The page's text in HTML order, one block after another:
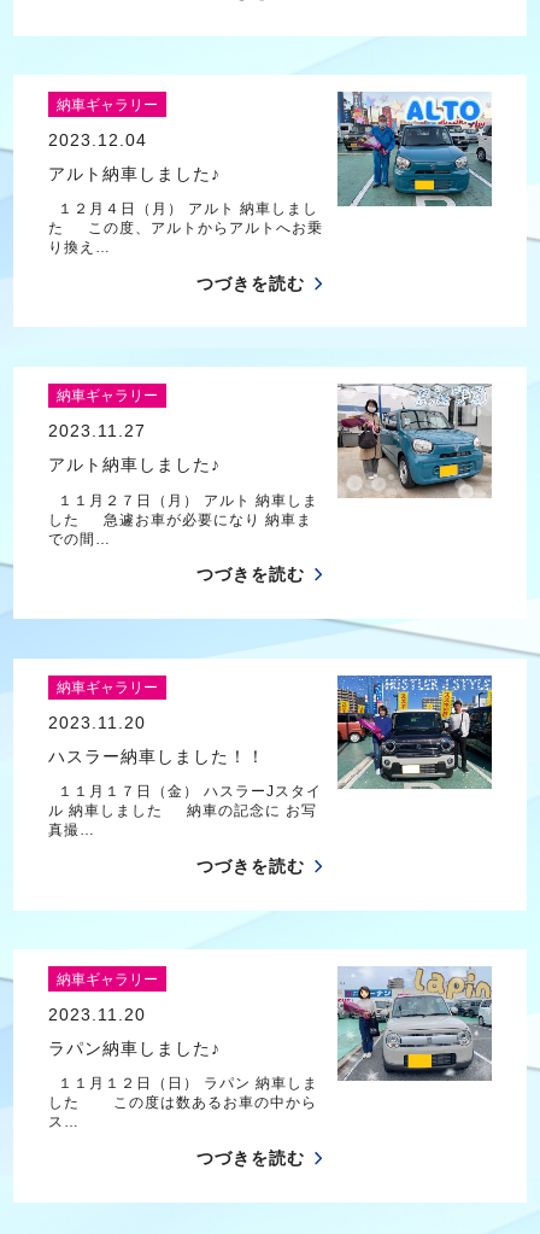
納車ギャラリー
2023.12.04
アルト納車しました♪
１２月４日（月） アルト 納車しまし
た この度、アルトからアルトへお乗
り換え…
つづきを読む
納車ギャラリー
2023.11.27
アルト納車しました♪
１１月２７日（月） アルト 納車しま
した 急遽お車が必要になり 納車ま
での間…
つづきを読む
納車ギャラリー
2023.11.20
ハスラー納車しました！！
１１月１７日（金） ハスラーJスタイ
ル 納車しました 納車の記念に お写
真撮…
つづきを読む
納車ギャラリー
2023.11.20
ラパン納車しました♪
１１月１２日（日） ラパン 納車しま
した この度は数あるお車の中から
ス…
つづきを読む